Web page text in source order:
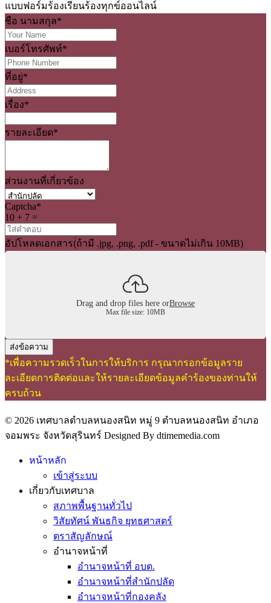
แบบฟอร์มร้องเรียนร้องทุกข์ออนไลน์
ชือ นามสกุล*
เบอร์โทรศัพท์*
ที่อยู่*
เรื่อง*
รายละเอียด*
ส่วนงานที่เกี่ยวข้อง
Captcha*
10 + 7 =
อัปโหลดเอกสาร(่ถ้ามี .jpg, .png, .pdf - ขนาดไม่เกิน 10MB)
Drag and drop files here orBrowse
Max file size: 10MB
ส่งข้อความ
*เพื่อความรวดเร็วในการให้บริการ กรุณากรอกข้อมูลราย
ละเอียดการติดต่อและให้รายละเอียดข้อมูลคำร้องของท่านให้
ครบถ้วน
© 2026 เทศบาลตำบลหนองสนิท หมู่ 9 ตำบลหนองสนิท อำเภอ
จอมพระ จังหวัดสุรินทร์ Designed By dtimemedia.com
หน้าหลัก
เข้าสู่ระบบ
เกี่ยวกับเทศบาล
สภาพพื้นฐานทั่วไป
วิสัยทัศน์ พันธกิจ ยุทธศาสตร์
ตราสัญลักษณ์
อำนาจหน้าที่
อำนาจหน้าที่ อบต.
อำนาจหน้าที่สำนักปลัด
อำนาจหน้าที่กองคลัง